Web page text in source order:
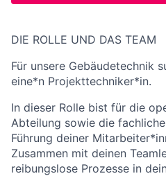
DIE ROLLE UND DAS TEAM
Für unsere Gebäudetechnik
eine*n Projekttechniker*in.
In dieser Rolle bist für die
Abteilung sowie die
Führung deiner
Zusammen mit deinen
reibungslose Prozesse in